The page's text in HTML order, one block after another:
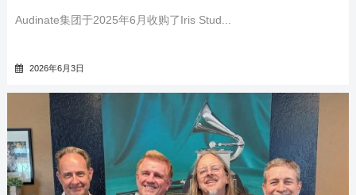
Audinate集团于2025年6月收购了Iris Stud...
2026年6月3日